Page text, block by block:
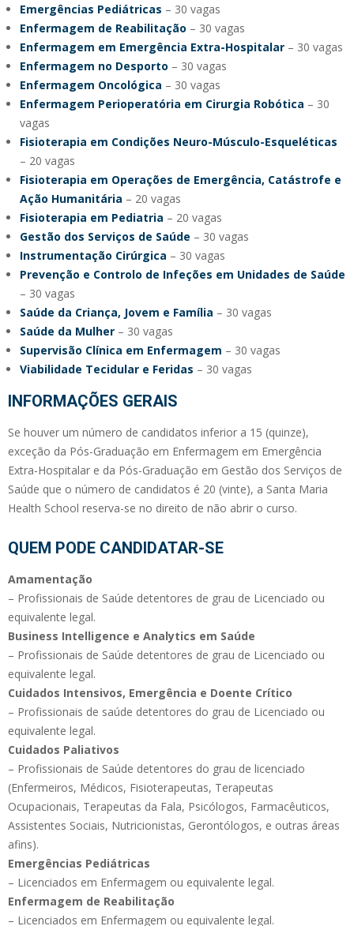
Emergências Pediátricas – 30 vagas
Enfermagem de Reabilitação – 30 vagas
Enfermagem em Emergência Extra-Hospitalar – 30 vagas
Enfermagem no Desporto – 30 vagas
Enfermagem Oncológica – 30 vagas
Enfermagem Perioperatória em Cirurgia Robótica – 30
vagas
Fisioterapia em Condições Neuro-Músculo-Esqueléticas
– 20 vagas
Fisioterapia em Operações de Emergência, Catástrofe e
Ação Humanitária – 20 vagas
Fisioterapia em Pediatria – 20 vagas
Gestão dos Serviços de Saúde – 30 vagas
Instrumentação Cirúrgica – 30 vagas
Prevenção e Controlo de Infeções em Unidades de Saúde
– 30 vagas
Saúde da Criança, Jovem e Família – 30 vagas
Saúde da Mulher – 30 vagas
Supervisão Clínica em Enfermagem – 30 vagas
Viabilidade Tecidular e Feridas – 30 vagas
INFORMAÇÕES GERAIS
Se houver um número de candidatos inferior a 15 (quinze),
exceção da Pós-Graduação em Enfermagem em Emergência
Extra-Hospitalar e da Pós-Graduação em Gestão dos Serviços de
Saúde que o número de candidatos é 20 (vinte), a Santa Maria
Health School reserva-se no direito de não abrir o curso.
QUEM PODE CANDIDATAR-SE
Amamentação
– Profissionais de Saúde detentores de grau de Licenciado ou
equivalente legal.
Business Intelligence e Analytics em Saúde
– Profissionais de Saúde detentores de grau de Licenciado ou
equivalente legal.
Cuidados Intensivos, Emergência e Doente Crítico
– Profissionais de saúde detentores do grau de Licenciado ou
equivalente legal.
Cuidados Paliativos
– Profissionais de Saúde detentores do grau de licenciado
(Enfermeiros, Médicos, Fisioterapeutas, Terapeutas
Ocupacionais, Terapeutas da Fala, Psicólogos, Farmacêuticos,
Assistentes Sociais, Nutricionistas, Gerontólogos, e outras áreas
afins).
Emergências Pediátricas
– Licenciados em Enfermagem ou equivalente legal.
Enfermagem de Reabilitação
– Licenciados em Enfermagem ou equivalente legal.